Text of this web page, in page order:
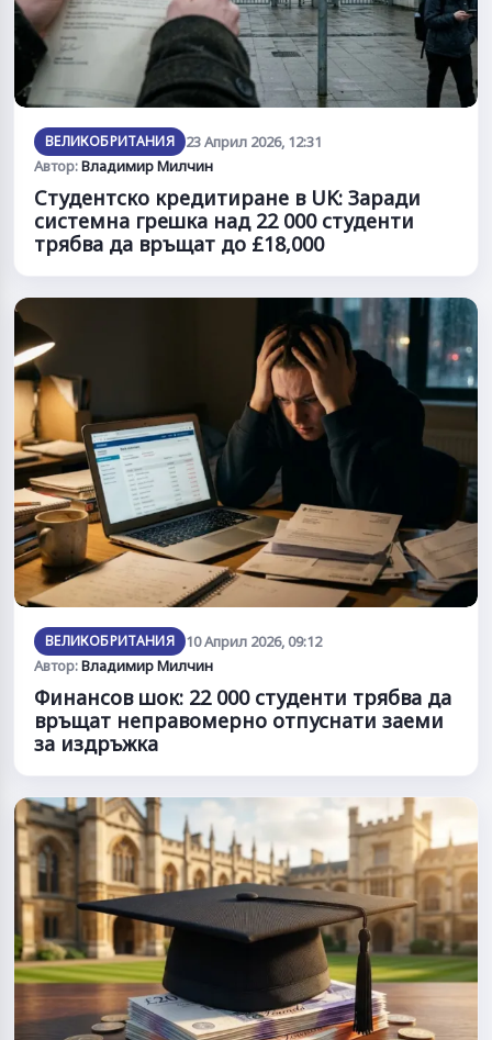
ВЕЛИКОБРИТАНИЯ
23 Април 2026, 12:31
Автор:Владимир Милчин
Студентско кредитиране в UK: Заради
системна грешка над 22 000 студенти
трябва да връщат до £18,000
ВЕЛИКОБРИТАНИЯ
10 Април 2026, 09:12
Автор:Владимир Милчин
Финансов шок: 22 000 студенти трябва да
връщат неправомерно отпуснати заеми
за издръжка